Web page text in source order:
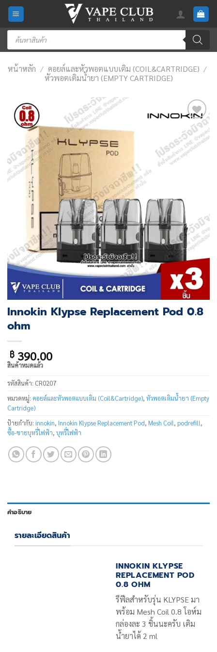
Skip
content
Products
search
หน้าหลัก / คอยล์และหัวพอตแบบเติม (COIL&CARTRIDGE) /
หัวพอตเติมน้ำยา (EMPTY CARTRIDGE)
Add
to
wishlist
Innokin Klypse Replacement Pod 0.8
ohm
฿390.00
สินค้าหมดแล้ว
รหัสสินค้า: CR0207
หมวดหมู่: คอยล์และหัวพอตแบบเติม (Coil&Cartridge), หัวพอตเติมน้ำยา (Empty
Cartridge)
ป้ายกำกับ: innokin, Innokin Klypse Replacement Pod, Mesh Coil, podrefill,
ซื้อ-ขายบุหรี่ไฟฟ้า, บุหรี่ไฟฟ้า
คำอธิบาย
รายละเอียดสินค้า
INNOKIN KLYPSE
REPLACEMENT POD
0.8 OHM
รีฟีลสำหรับรุ่น KLYPSE มา
พร้อม Mesh Coil 0.8 โอห์ม
กล่องละ 3 ชิ้นนะครับ เติม
น้ำยาได้ 2 ml